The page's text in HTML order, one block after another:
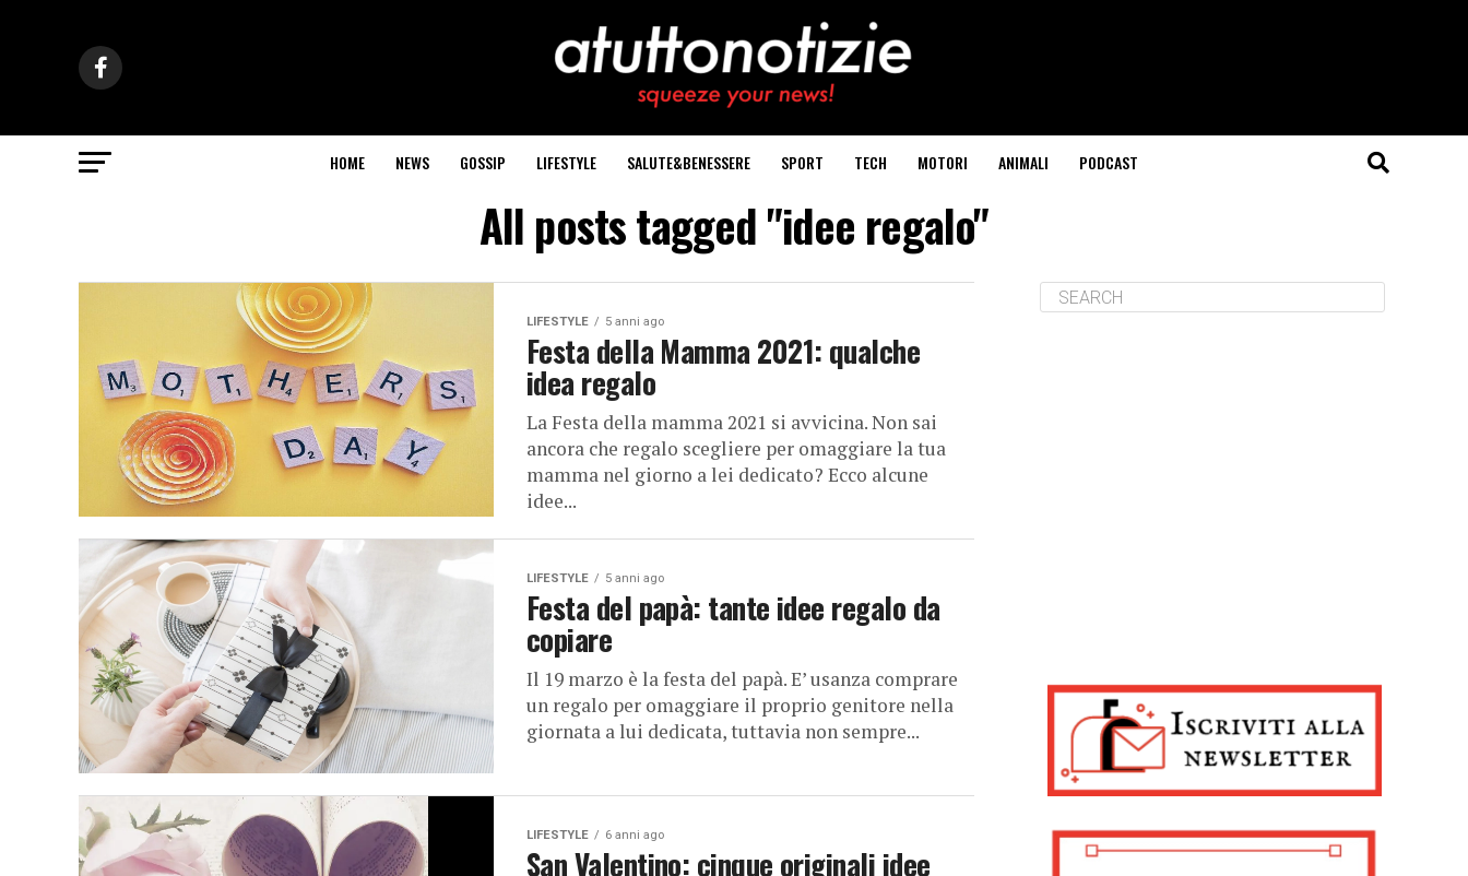
HOME NEWS GOSSIP LIFESTYLE SALUTE&BENESSERE SPORT TECH MOTORI ANIMALI PODCAST
All posts tagged "idee regalo"
LIFESTYLE 5 anni ago
Festa della Mamma 2021: qualche
idea regalo
La Festa della mamma 2021 si avvicina. Non sai
ancora che regalo scegliere per omaggiare la tua
mamma nel giorno a lei dedicato? Ecco alcune
idee...
LIFESTYLE 5 anni ago
Festa del papà: tante idee regalo da
copiare
Il 19 marzo è la festa del papà. E’ usanza comprare
un regalo per omaggiare il proprio genitore nella
giornata a lui dedicata, tuttavia non sempre...
LIFESTYLE 6 anni ago
San Valentino: cinque originali idee